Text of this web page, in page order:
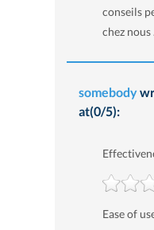
conseils
chez nous .
somebody
at(0/5):
Ease of